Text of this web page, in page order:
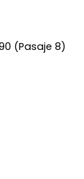
(Pasaje 8)